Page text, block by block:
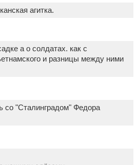
агитка.
а о солдатах. как с
и разницы между ними
со "Сталинградом" Федора